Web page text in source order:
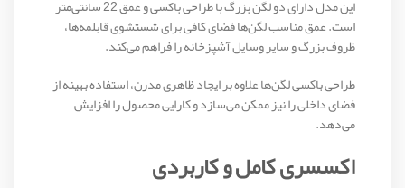
این مدل دارای دو لگن بزرگ با طراحی باکسی و عمق 22 سانتی‌متر
است. عمق مناسب لگن‌ها فضای کافی برای شستشوی قابلمه‌ها،
ظروف بزرگ و سایر وسایل آشپزخانه را فراهم می‌کند.
طراحی باکسی لگن‌ها علاوه بر ایجاد ظاهری مدرن، استفاده بهینه از
فضای داخلی را نیز ممکن می‌سازد و کارایی محصول را افزایش
می‌دهد.
اکسسری کامل و کاربردی